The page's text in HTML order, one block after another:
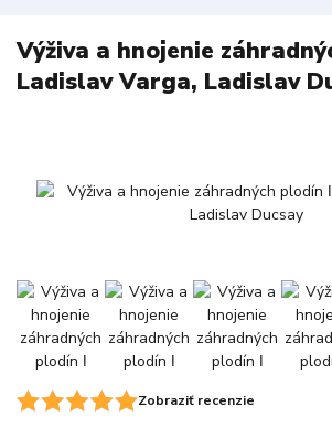
Výživa a hnojenie
Ladislav Varga, Ladislav
Zobraziť recenzie